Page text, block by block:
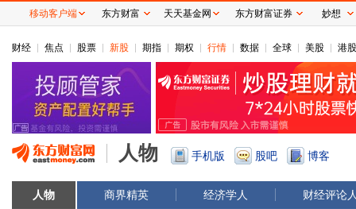
财经 焦点 股票 新股 期指 期权 行情 数据 全球 美股 港股
人物 手机版 股吧 博客
人物 商界精英 经济学人 财经评论
移动客户端 东方财富 天天基金网 东方财富证券 妙想